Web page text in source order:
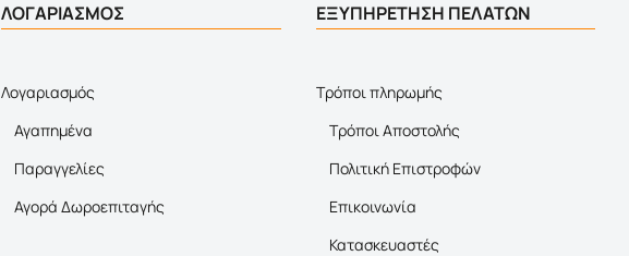
ΛΟΓΑΡΙΑΣΜΟΣ
Λογαριασμός
Αγαπημένα
Παραγγελίες
Αγορά Δωροεπιταγής
ΕΞΥΠΗΡΕΤΗΣΗ ΠΕΛΑΤΩΝ
Τρόποι πληρωμής
Τρόποι Αποστολής
Πολιτική Επιστροφών
Επικοινωνία
Κατασκευαστές